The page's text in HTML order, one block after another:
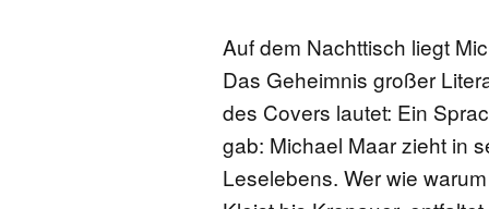
Auf dem Nachttisch liegt
Das Geheimnis großer
des Covers lautet: Ein
gab: Michael Maar zieht in
Leselebens. Wer wie